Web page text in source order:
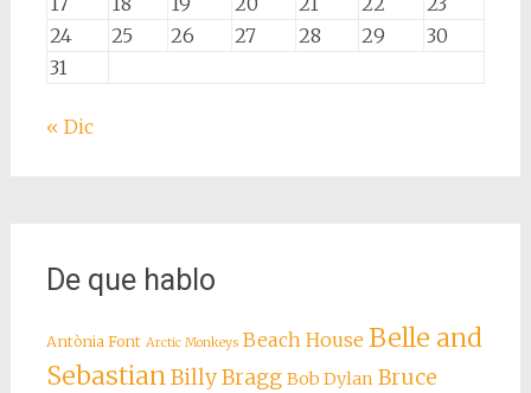
24
25 26 27 28 29
30
31
« Dic
De que hablo
Antònia Font Arctic Monkeys Beach House Belle and
SebastianBilly Bragg Bob Dylan Bruce